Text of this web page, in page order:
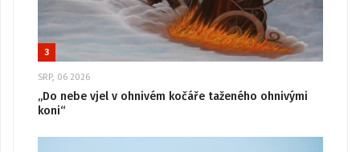
3
SRP, 06 2026
„Do nebe vjel v ohnivém kočáře taženého ohnivými
koni“